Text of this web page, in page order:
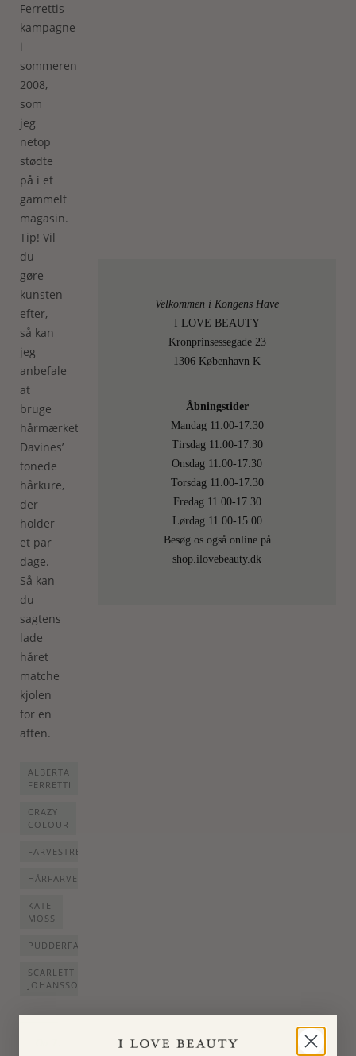
Ferrettis
kampagne
i
sommeren
2008,
som
jeg
netop
stødte
på i et
gammelt
magasin.
Tip! Vil
du
gøre
kunsten
efter,
så kan
jeg
anbefale
at
bruge
hårmærket
Davines’
tonede
hårkure,
der
holder
et par
dage.
Så kan
du
sagtens
lade
håret
matche
kjolen
for en
aften.
ALBERTA
FERRETTI
CRAZY
COLOUR
FARVESTREJF
HÅRFARVE
KATE
MOSS
PUDDERFARVET
SCARLETT
JOHANSSON
Velkommen i Kongens Have
I LOVE BEAUTY
Kronprinsessegade 23
1306 København K
Åbningstider
Mandag 11.00-17.30
Tirsdag 11.00-17.30
Onsdag 11.00-17.30
Torsdag 11.00-17.30
Fredag 11.00-17.30
Lørdag 11.00-15.00
Besøg os også online på
shop.ilovebeauty.dk